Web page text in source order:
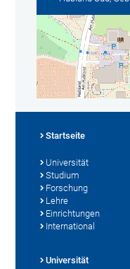
Startseite
Universität
Studium
Forschung
Lehre
Einrichtungen
International
Universität